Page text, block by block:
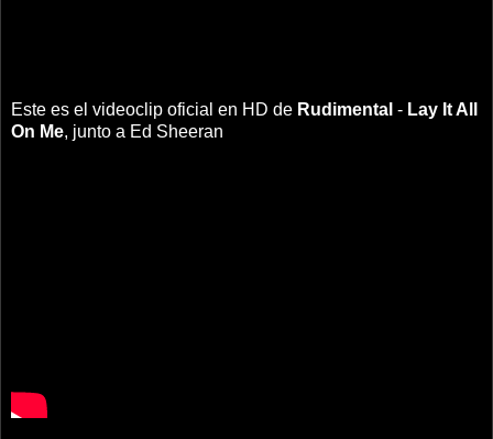
Este es el videoclip oficial en HD de Rudimental - Lay It All
On Me, junto a Ed Sheeran